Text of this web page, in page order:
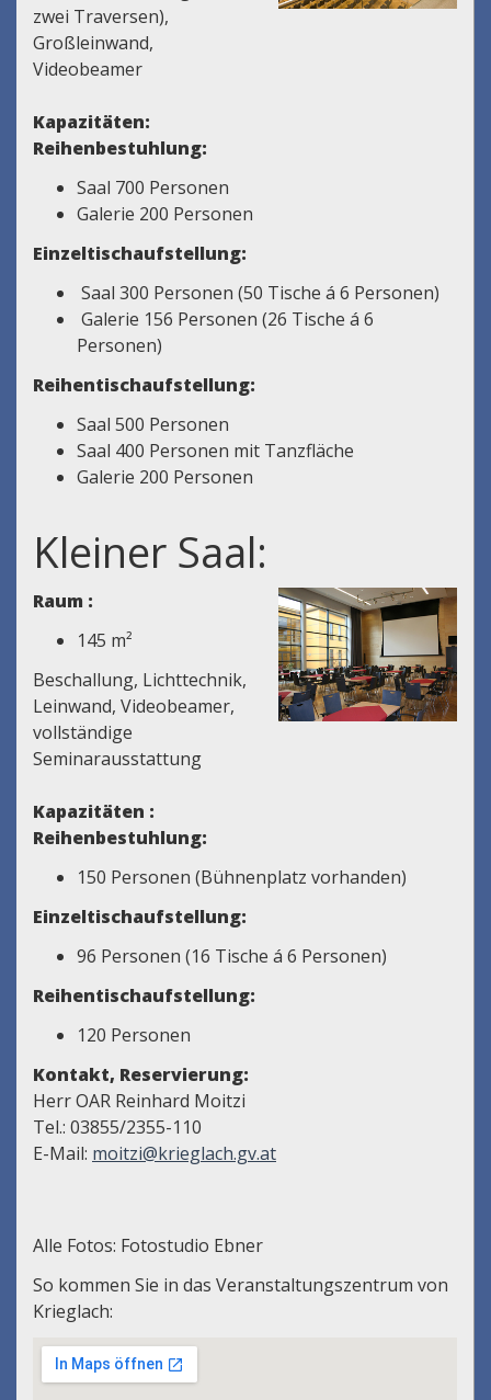
zwei Traversen),
Großleinwand,
Videobeamer
Kapazitäten:
Reihenbestuhlung:
Saal 700 Personen
Galerie 200 Personen
Einzeltischaufstellung:
Saal 300 Personen (50 Tische á 6 Personen)
Galerie 156 Personen (26 Tische á 6
Personen)
Reihentischaufstellung:
Saal 500 Personen
Saal 400 Personen mit Tanzfläche
Galerie 200 Personen
Kleiner Saal:
Raum :
145 m²
Beschallung, Lichttechnik,
Leinwand, Videobeamer,
vollständige
Seminarausstattung
Kapazitäten :
Reihenbestuhlung:
150 Personen (Bühnenplatz vorhanden)
Einzeltischaufstellung:
96 Personen (16 Tische á 6 Personen)
Reihentischaufstellung:
120 Personen
Kontakt, Reservierung:
Herr OAR Reinhard Moitzi
Tel.: 03855/2355-110
E-Mail: moitzi@krieglach.gv.at
Alle Fotos: Fotostudio Ebner
So kommen Sie in das Veranstaltungszentrum von
Krieglach: